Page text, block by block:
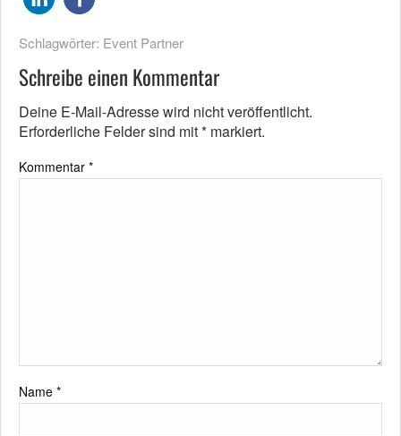
Schlagwörter: Event Partner
Schreibe einen Kommentar
Deine E-Mail-Adresse wird nicht veröffentlicht.
Erforderliche Felder sind mit* markiert.
Kommentar *
Name *